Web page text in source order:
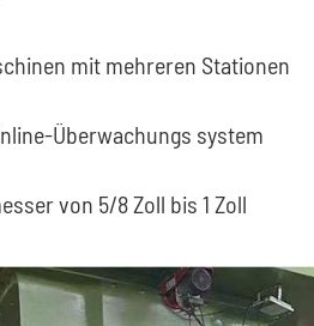
mit mehreren Stationen
Überwachungs system
von 5/8 Zoll bis 1 Zoll